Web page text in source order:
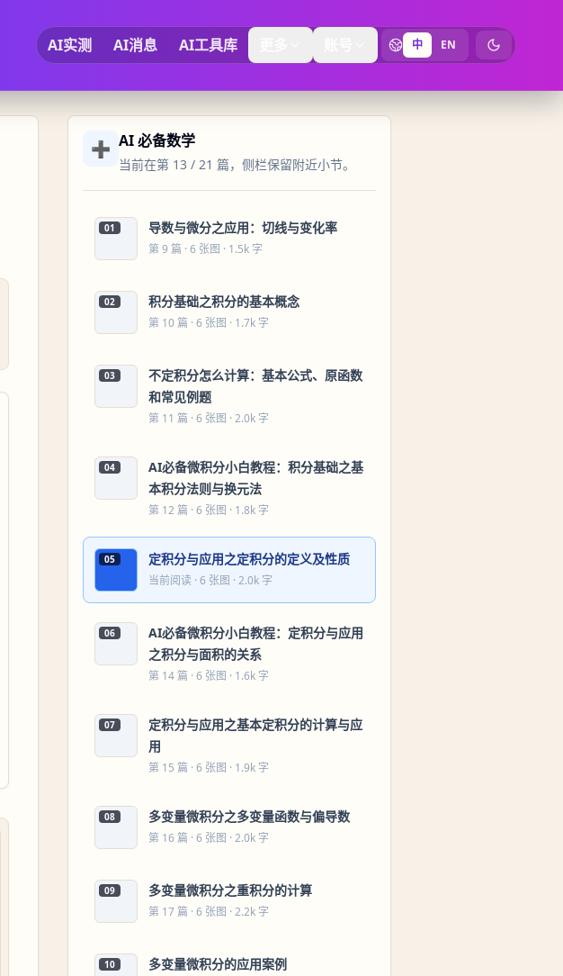
AI实测 AI消息 AI工具库 中 EN 切换为暗黑
➕ AI 必备数学
当前在第 13 / 21 篇，侧栏保留附近小节。
01 导数与微分之应用：切线与变化率
第 9 篇 · 6 张图 · 1.5k 字
02 积分基础之积分的基本概念
第 10 篇 · 6 张图 · 1.7k 字
03
不定积分怎么计算：基本公式、原函数
和常见例题
第 11 篇 · 6 张图 · 2.0k 字
04
AI必备微积分小白教程：积分基础之基
本积分法则与换元法
第 12 篇 · 6 张图 · 1.8k 字
05 定积分与应用之定积分的定义及性质
当前阅读 · 6 张图 · 2.0k 字
06
AI必备微积分小白教程：定积分与应用
之积分与面积的关系
第 14 篇 · 6 张图 · 1.6k 字
07
定积分与应用之基本定积分的计算与应
用
第 15 篇 · 6 张图 · 1.9k 字
08 多变量微积分之多变量函数与偏导数
第 16 篇 · 6 张图 · 2.0k 字
09 多变量微积分之重积分的计算
第 17 篇 · 6 张图 · 2.2k 字
10 多变量微积分的应用案例